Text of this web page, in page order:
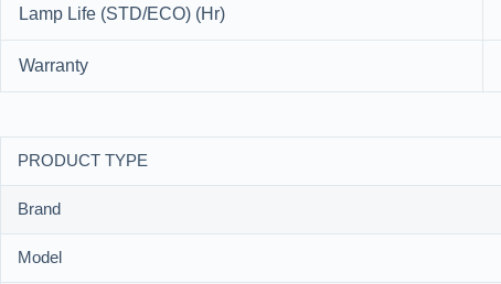
Lamp Life (STD/ECO) (Hr)
Warranty
PRODUCT TYPE
Brand
Model